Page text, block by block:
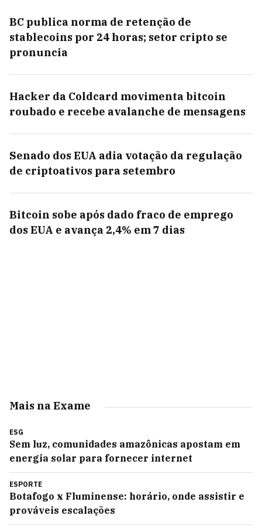
BC publica norma de retenção de
stablecoins por 24 horas; setor cripto se
pronuncia
Hacker da Coldcard movimenta bitcoin
roubado e recebe avalanche de mensagens
Senado dos EUA adia votação da regulação
de criptoativos para setembro
Bitcoin sobe após dado fraco de emprego
dos EUA e avança 2,4% em 7 dias
Mais na Exame
ESG
Sem luz, comunidades amazônicas apostam em
energia solar para fornecer internet
ESPORTE
Botafogo x Fluminense: horário, onde assistir e
prováveis escalações